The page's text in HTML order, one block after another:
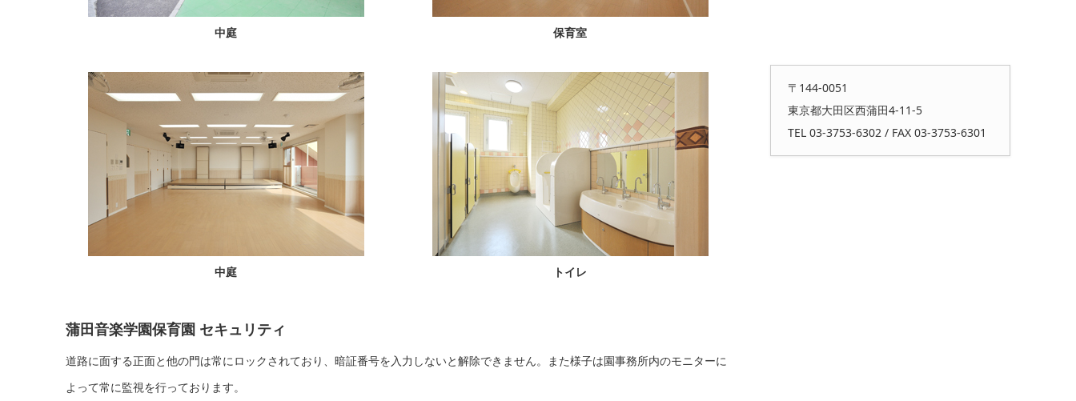
中庭 保育室
中庭 トイレ
蒲田音楽学園保育園 セキュリティ
道路に面する正面と他の門は常にロックされており、暗証番号を入力しないと解除できません。また様子は園事務所内のモニターに
よって常に監視を行っております。
〒144-0051
東京都大田区西蒲田4-11-5
TEL 03-3753-6302 / FAX 03-3753-6301